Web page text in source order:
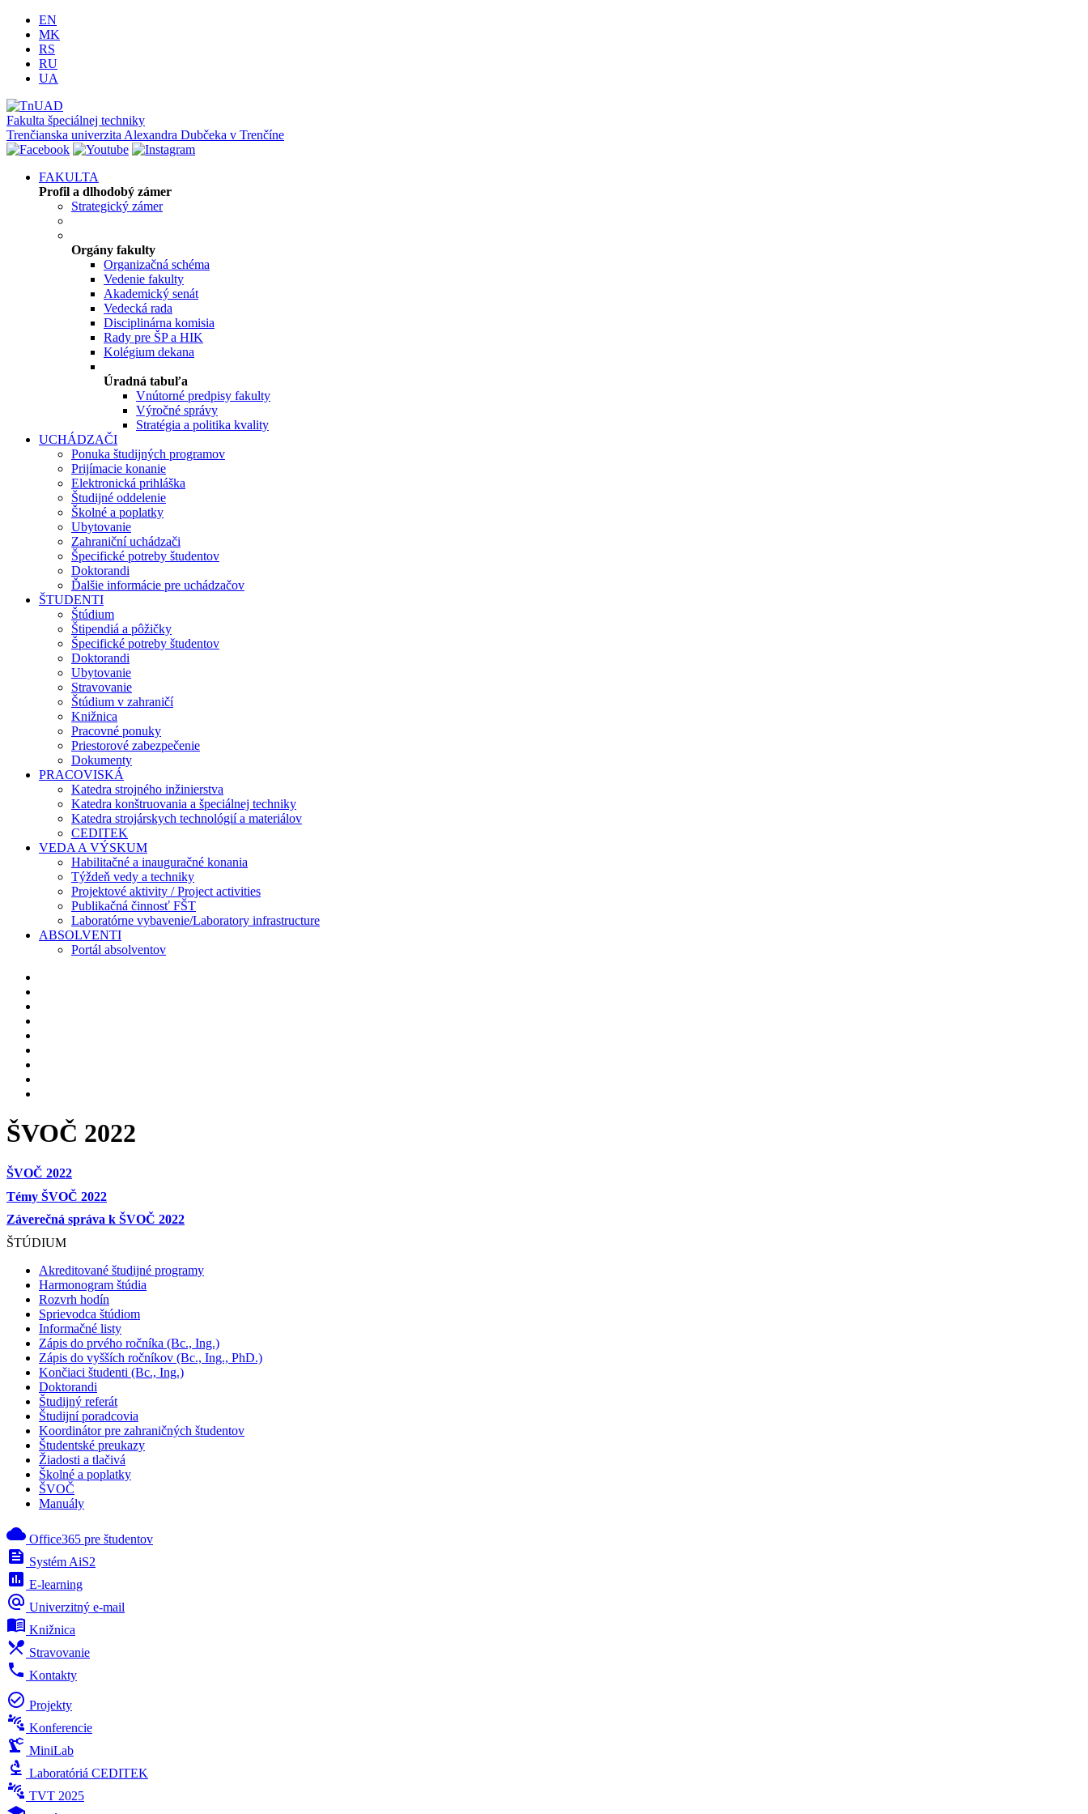
EN
MK
RS
RU
UA
Fakulta špeciálnej techniky
Trenčianska univerzita Alexandra Dubčeka v Trenčíne
FAKULTA
Profil a dlhodobý zámer
Strategický zámer
Orgány fakulty
Organizačná schéma
Vedenie fakulty
Akademický senát
Vedecká rada
Disciplinárna komisia
Rady pre ŠP a HIK
Kolégium dekana
Úradná tabuľa
Vnútorné predpisy fakulty
Výročné správy
Stratégia a politika kvality
UCHÁDZAČI
Ponuka študijných programov
Prijímacie konanie
Elektronická prihláška
Študijné oddelenie
Školné a poplatky
Ubytovanie
Zahraniční uchádzači
Špecifické potreby študentov
Doktorandi
Ďalšie informácie pre uchádzačov
ŠTUDENTI
Štúdium
Štipendiá a pôžičky
Špecifické potreby študentov
Doktorandi
Ubytovanie
Stravovanie
Štúdium v zahraničí
Knižnica
Pracovné ponuky
Priestorové zabezpečenie
Dokumenty
PRACOVISKÁ
Katedra strojného inžinierstva
Katedra konštruovania a špeciálnej techniky
Katedra strojárskych technológií a materiálov
CEDITEK
VEDA A VÝSKUM
Habilitačné a inauguračné konania
Týždeň vedy a techniky
Projektové aktivity / Project activities
Publikačná činnosť FŠT
Laboratórne vybavenie/Laboratory infrastructure
ABSOLVENTI
Portál absolventov
ŠVOČ 2022
ŠVOČ 2022
Témy ŠVOČ 2022
Záverečná správa k ŠVOČ 2022
ŠTÚDIUM
Akreditované študijné programy
Harmonogram štúdia
Rozvrh hodín
Sprievodca štúdiom
Informačné listy
Zápis do prvého ročníka (Bc., Ing.)
Zápis do vyšších ročníkov (Bc., Ing., PhD.)
Končiaci študenti (Bc., Ing.)
Doktorandi
Študijný referát
Študijní poradcovia
Koordinátor pre zahraničných študentov
Študentské preukazy
Žiadosti a tlačivá
Školné a poplatky
ŠVOČ
Manuály
cloud Office365 pre študentov
feed Systém AiS2
poll E-learning
alternate_email Univerzitný e-mail
menu_book Knižnica
local_dining Stravovanie
phone Kontakty
check_circle_outline Projekty
connect_without_contact Konferencie
precision_manufacturing MiniLab
biotech Laboratóriá CEDITEK
connect_without_contact TVT 2025